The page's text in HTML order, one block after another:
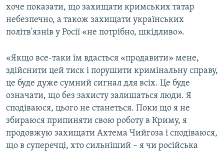
хоче показати, що захищати кримських татар
небезпечно, а також захищати українських
політв'язнів у Росії «не потрібно, шкідливо».
«Якщо все-таки їм вдасться «продавити» мене,
здійснити цей тиск і порушити кримінальну справу,
це буде дуже сумний сигнал для всіх. Це буде
означати, що без захисту залишаться люди. Я
сподіваюся, цього не станеться. Поки що я не
збираюся припиняти свою роботу в Криму, я
продовжую захищати Ахтема Чийгоза і сподіваюся,
що в суперечці, хто сильніший – я чи російська